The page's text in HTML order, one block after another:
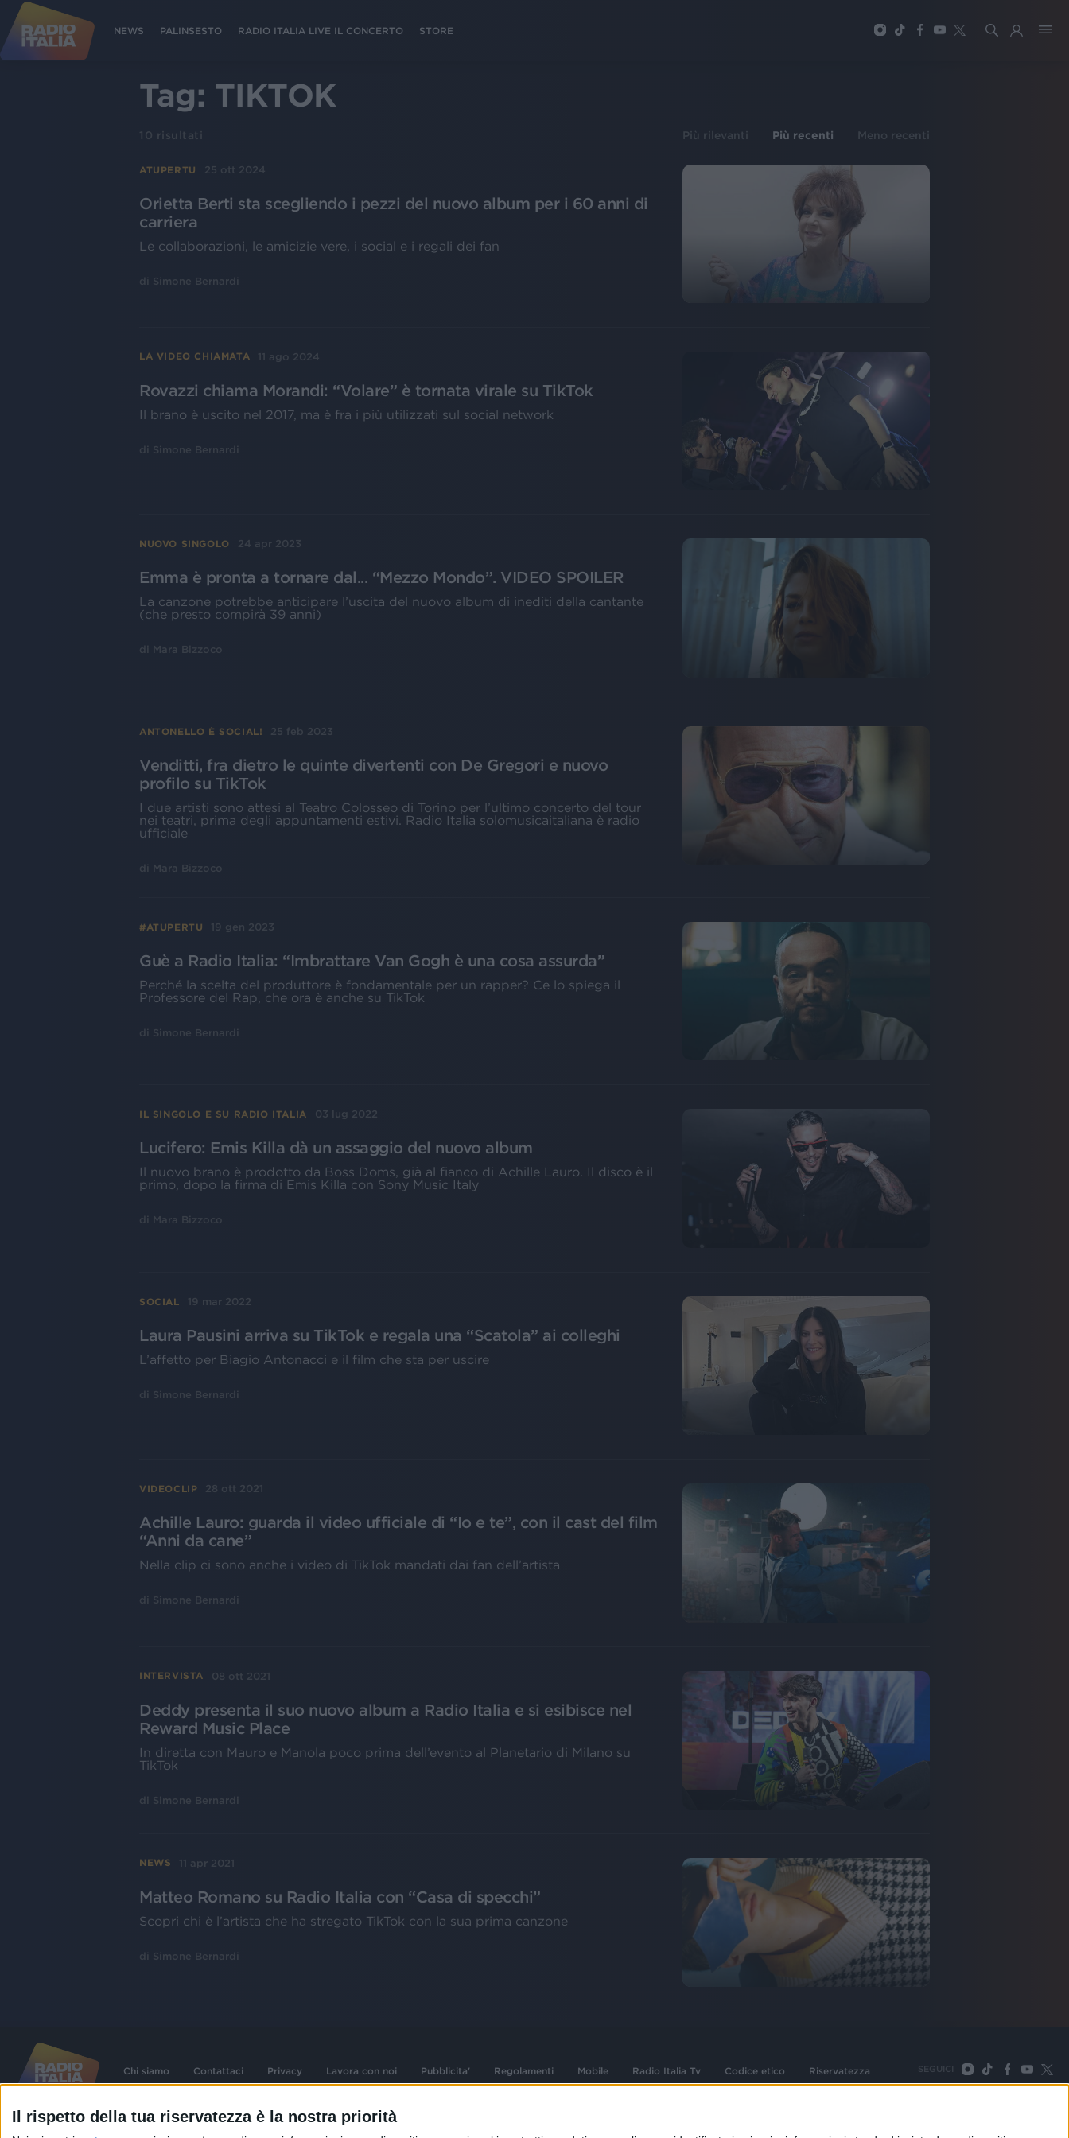
Il rispetto della tua riservatezza è la nostra priorità
NEWS PALINSESTO RADIO ITALIA LIVE IL CONCERTO STORE
Tag: TIKTOK
10 risultati Più rilevanti Più recenti Meno recenti
ATUPERTU 25 ott 2024
Orietta Berti sta scegliendo i pezzi del nuovo album per i 60 anni di
carriera
Le collaborazioni, le amicizie vere, i social e i regali dei fan
di Simone Bernardi
LA VIDEO CHIAMATA 11 ago 2024
Rovazzi chiama Morandi: “Volare” è tornata virale su TikTok
Il brano è uscito nel 2017, ma è fra i più utilizzati sul social network
di Simone Bernardi
NUOVO SINGOLO 24 apr 2023
Emma è pronta a tornare dal... “Mezzo Mondo”. VIDEO SPOILER
La canzone potrebbe anticipare l’uscita del nuovo album di inediti della cantante
(che presto compirà 39 anni)
di Mara Bizzoco
ANTONELLO È SOCIAL! 25 feb 2023
Venditti, fra dietro le quinte divertenti con De Gregori e nuovo
profilo su TikTok
I due artisti sono attesi al Teatro Colosseo di Torino per l’ultimo concerto del tour
nei teatri, prima degli appuntamenti estivi. Radio Italia solomusicaitaliana è radio
ufficiale
di Mara Bizzoco
#ATUPERTU 19 gen 2023
Guè a Radio Italia: “Imbrattare Van Gogh è una cosa assurda”
Perché la scelta del produttore è fondamentale per un rapper? Ce lo spiega il
Professore del Rap, che ora è anche su TikTok
di Simone Bernardi
IL SINGOLO È SU RADIO ITALIA 03 lug 2022
Lucifero: Emis Killa dà un assaggio del nuovo album
Il nuovo brano è prodotto da Boss Doms, già al fianco di Achille Lauro. Il disco è il
primo, dopo la firma di Emis Killa con Sony Music Italy
di Mara Bizzoco
SOCIAL 19 mar 2022
Laura Pausini arriva su TikTok e regala una “Scatola” ai colleghi
L’affetto per Biagio Antonacci e il film che sta per uscire
di Simone Bernardi
VIDEOCLIP 28 ott 2021
Achille Lauro: guarda il video ufficiale di “Io e te”, con il cast del film
“Anni da cane”
Nella clip ci sono anche i video di TikTok mandati dai fan dell’artista
di Simone Bernardi
INTERVISTA 08 ott 2021
Deddy presenta il suo nuovo album a Radio Italia e si esibisce nel
Reward Music Place
In diretta con Mauro e Manola poco prima dell’evento al Planetario di Milano su
TikTok
di Simone Bernardi
NEWS 11 apr 2021
Matteo Romano su Radio Italia con “Casa di specchi”
Scopri chi è l’artista che ha stregato TikTok con la sua prima canzone
di Simone Bernardi
Chi siamo Contattaci Privacy Lavora con noi Pubblicita' Regolamenti Mobile Radio Italia Tv Codice etico Riservatezza SEGUICI